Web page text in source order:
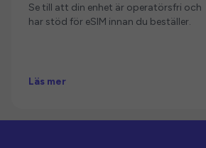
Se till att din enhet är operatörsfri och
har stöd för eSIM innan du beställer.
Läs mer